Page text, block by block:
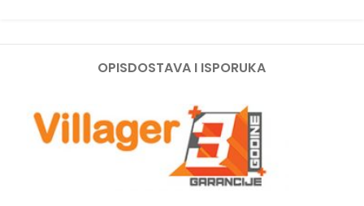
OPISDOSTAVA I ISPORUKA